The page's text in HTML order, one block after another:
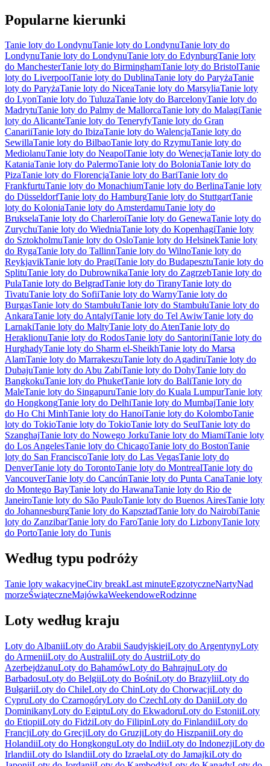
Popularne kierunki
Tanie loty do LondynuTanie loty do LondynuTanie loty do
LondynuTanie loty do LondynuTanie loty do EdynburgTanie loty
do ManchesterTanie loty do BirminghamTanie loty do BristolTanie
loty do LiverpoolTanie loty do DublinaTanie loty do ParyżaTanie
loty do ParyżaTanie loty do NiceaTanie loty do MarsyliaTanie loty
do LyonTanie loty do TuluzaTanie loty do BarcelonyTanie loty do
MadrytuTanie loty do Palmy de MallorcaTanie loty do MalagiTanie
loty do AlicanteTanie loty do TeneryfyTanie loty do Gran
CanariiTanie loty do IbizaTanie loty do WalencjaTanie loty do
SewillaTanie loty do BilbaoTanie loty do RzymuTanie loty do
MediolanuTanie loty do NeapolTanie loty do WenecjaTanie loty do
KataniaTanie loty do PalermoTanie loty do BoloniaTanie loty do
PizaTanie loty do FlorencjaTanie loty do BariTanie loty do
FrankfurtuTanie loty do MonachiumTanie loty do BerlinaTanie loty
do DüsseldorfTanie loty do HamburgTanie loty do StuttgartTanie
loty do KoloniaTanie loty do AmsterdamuTanie loty do
BrukselaTanie loty do CharleroiTanie loty do GenewaTanie loty do
ZurychuTanie loty do WiedniaTanie loty do KopenhagiTanie loty
do SztokholmuTanie loty do OsloTanie loty do HelsinekTanie loty
do RygaTanie loty do TallinnTanie loty do WilnoTanie loty do
ReykjavikTanie loty do PragiTanie loty do BudapesztuTanie loty do
SplituTanie loty do DubrownikaTanie loty do ZagrzebTanie loty do
PulaTanie loty do BelgradTanie loty do TiranyTanie loty do
TivatuTanie loty do SofiiTanie loty do WarnyTanie loty do
BurgasTanie loty do StambułuTanie loty do StambułuTanie loty do
AnkaraTanie loty do AntalyiTanie loty do Tel AwiwTanie loty do
LarnakiTanie loty do MaltyTanie loty do AtenTanie loty do
HeraklionuTanie loty do RodosTanie loty do SantoriniTanie loty do
HurghadyTanie loty do Sharm el-SheikhTanie loty do Marsa
AlamTanie loty do MarrakeszuTanie loty do AgadiruTanie loty do
DubajuTanie loty do Abu ZabiTanie loty do DohyTanie loty do
BangkokuTanie loty do PhuketTanie loty do BaliTanie loty do
MaleTanie loty do SingapuruTanie loty do Kuala LumpurTanie loty
do HongkongTanie loty do DelhiTanie loty do MumbajTanie loty
do Ho Chi MinhTanie loty do HanoiTanie loty do KolomboTanie
loty do TokioTanie loty do TokioTanie loty do SeulTanie loty do
SzanghajTanie loty do Nowego JorkuTanie loty do MiamiTanie loty
do Los AngelesTanie loty do ChicagoTanie loty do BostonTanie
loty do San FranciscoTanie loty do Las VegasTanie loty do
DenverTanie loty do TorontoTanie loty do MontrealTanie loty do
VancouverTanie loty do CancúnTanie loty do Punta CanaTanie loty
do Montego BayTanie loty do HawanaTanie loty do Rio de
JaneiroTanie loty do São PauloTanie loty do Buenos AiresTanie loty
do JohannesburgTanie loty do KapsztadTanie loty do NairobiTanie
loty do ZanzibarTanie loty do FaroTanie loty do LizbonyTanie loty
do PortoTanie loty do Tunis
Według typu podróży
Tanie loty wakacyjneCity breakLast minuteEgzotyczneNartyNad
morzeŚwiąteczneMajówkaWeekendoweRodzinne
Loty według kraju
Loty do AlbaniiLoty do Arabii SaudyjskiejLoty do ArgentynyLoty
do ArmeniiLoty do AustraliiLoty do AustriiLoty do
AzerbejdżanuLoty do BahamówLoty do BahrajnuLoty do
BarbadosuLoty do BelgiiLoty do BośniLoty do BrazyliiLoty do
BułgariiLoty do ChileLoty do ChinLoty do ChorwacjiLoty do
CypruLoty do CzarnogóryLoty do CzechLoty do DaniiLoty do
DominikanyLoty do EgiptuLoty do EkwadoruLoty do EstoniiLoty
do EtiopiiLoty do FidżiLoty do FilipinLoty do FinlandiiLoty do
FrancjiLoty do GrecjiLoty do GruzjiLoty do HiszpaniiLoty do
HolandiiLoty do HongkonguLoty do IndiiLoty do IndonezjiLoty do
IrlandiiLoty do IslandiiLoty do IzraelaLoty do JamajkiLoty do